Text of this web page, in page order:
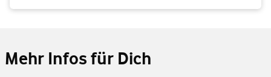
Mehr Infos für Dich